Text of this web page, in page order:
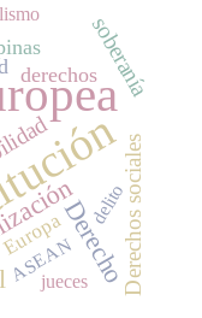
DerechoDerechos sociales
soberanía
derechos
Europa
ASEAN
jueces
delito